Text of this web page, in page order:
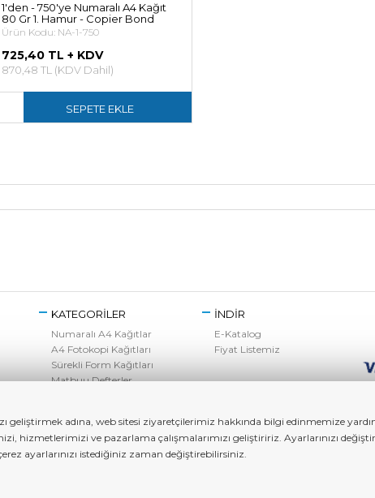
1'den - 750'ye Numaralı A4 Kağıt
80 Gr 1. Hamur - Copier Bond
Ürün Kodu: NA-1-750
725,40 TL + KDV
870,48 TL (KDV Dahil)
SEPETE EKLE
KATEGORİLER
Numaralı A4 Kağıtlar
A4 Fotokopi Kağıtları
Sürekli Form Kağıtları
Matbuu Defterler
İNDİR
E-Katalog
Fiyat Listemiz
adına, web sitesi ziyaretçilerimiz hakkında bilgi edinmemize
hizmetlerimizi ve pazarlama çalışmalarımızı geliştiririz. Ayarlarınızı
ayarlarınızı istediğiniz zaman değiştirebilirsiniz.